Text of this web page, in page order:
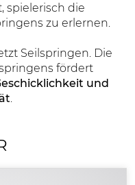
spielerisch die
zu erlernen.
Seilspringen. Die
fördert
und
.